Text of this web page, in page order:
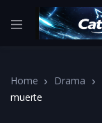
Home Drama
muerte